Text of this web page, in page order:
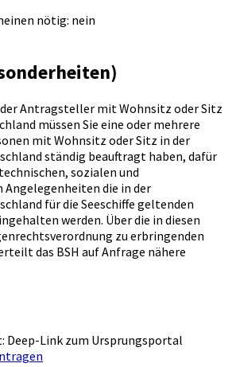
nötig: nein
Antragsteller mit Wohnsitz oder Sitz
müssen Sie eine oder mehrere
mit Wohnsitz oder Sitz in der
ständig beauftragt haben, dafür
sozialen und
die in der
für die Seeschiffe geltenden
werden. Über die in diesen
zu erbringenden
das BSH auf Anfrage nähere
Deep-Link zum Ursprungsportal